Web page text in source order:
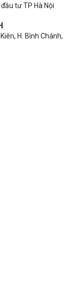
tư TP Hà Nội
H. Bình Chánh,